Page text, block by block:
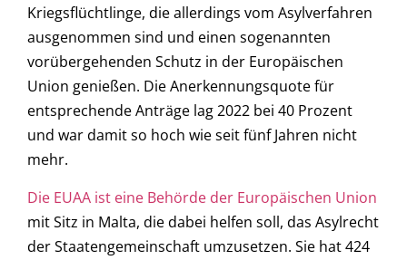
Kriegsflüchtlinge, die allerdings vom Asylverfahren
ausgenommen sind und einen sogenannten
vorübergehenden Schutz in der Europäischen
Union genießen. Die Anerkennungsquote für
entsprechende Anträge lag 2022 bei 40 Prozent
und war damit so hoch wie seit fünf Jahren nicht
mehr.
Die EUAA ist eine Behörde der Europäischen Union
mit Sitz in Malta, die dabei helfen soll, das Asylrecht
der Staatengemeinschaft umzusetzen. Sie hat 424